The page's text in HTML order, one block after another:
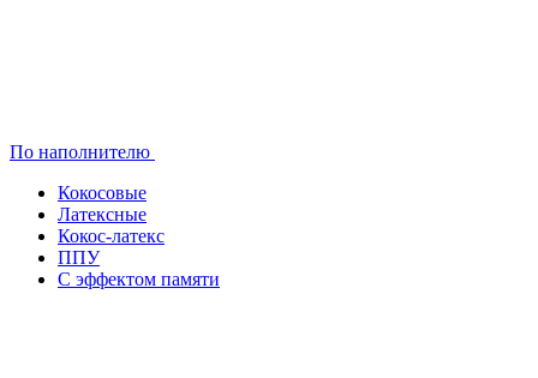
По наполнителю
Кокосовые
Латексные
Кокос-латекс
ППУ
С эффектом памяти